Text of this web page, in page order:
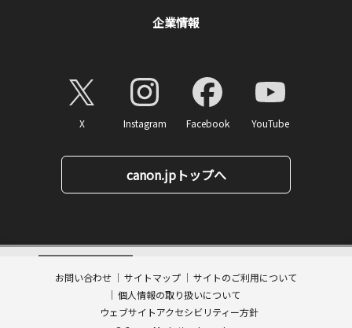
カートに入れる
企業情報
X Instagram Facebook YouTube
canon.jpトップへ
お問い合わせ サイトマップ
サイトのご利用について
個人情報の取り扱いについて
ウェブサイトアクセシビリティー方針